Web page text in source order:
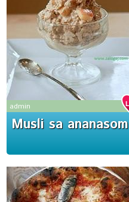
admin
Musli sa ananasom